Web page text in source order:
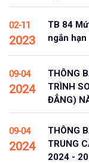
02-11
2023
TB 84
ngắn hạn
09-04
2024
THÔNG
TRÌNH
ĐẲNG)
09-04
2024
THÔNG
TRUNG
2024 -